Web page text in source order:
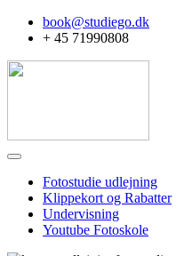
book@studiego.dk
+ 45 71990808
Fotostudie udlejning
Klippekort og Rabatter
Undervisning
Youtube Fotoskole